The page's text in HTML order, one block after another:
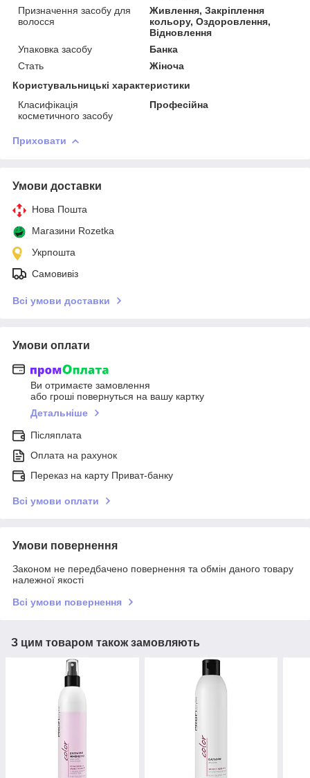
Призначення засобу для
волосся
Живлення, Закріплення
кольору, Оздоровлення,
Відновлення
Упаковка засобу
Банка
Стать
Жіноча
Користувальницькі характеристики
Класифікація
косметичного засобу
Професійна
Приховати
Умови доставки
Нова Пошта
Магазини Rozetka
Укрпошта
Самовивіз
Всі умови доставки
Умови оплати
Ви отримаєте замовлення
або гроші повернуться на вашу картку
Детальніше
Післяплата
Оплата на рахунок
Переказ на карту Приват-банку
Всі умови оплати
Умови повернення
Законом не передбачено повернення та обмін даного товару
належної якості
Всі умови повернення
З цим товаром також замовляють